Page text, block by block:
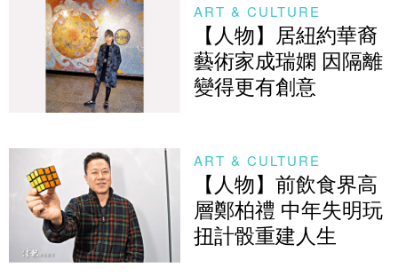
ART & CULTURE
【人物】居紐約華裔
藝術家成瑞嫻 因隔離
變得更有創意
ART & CULTURE
【人物】前飲食界高
層鄭柏禮 中年失明玩
扭計骰重建人生